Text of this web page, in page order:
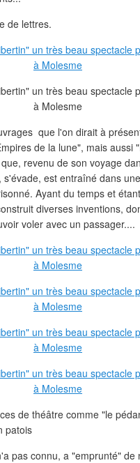
de lettres.
que l'on dirait à
de la lune", mais aussi
revenu de son voyage
est entraîné dans
Ayant du temps et
diverses inventions,
voler avec un passager....
de théâtre comme "le
patois
pas connu, a "emprunté"